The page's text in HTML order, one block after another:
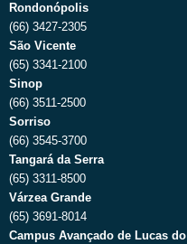
Rondonópolis
(66) 3427-2305
São Vicente
(65) 3341-2100
Sinop
(66) 3511-2500
Sorriso
(66) 3545-3700
Tangará da Serra
(65) 3311-8500
Várzea Grande
(65) 3691-8014
Campus Avançado de Lucas do